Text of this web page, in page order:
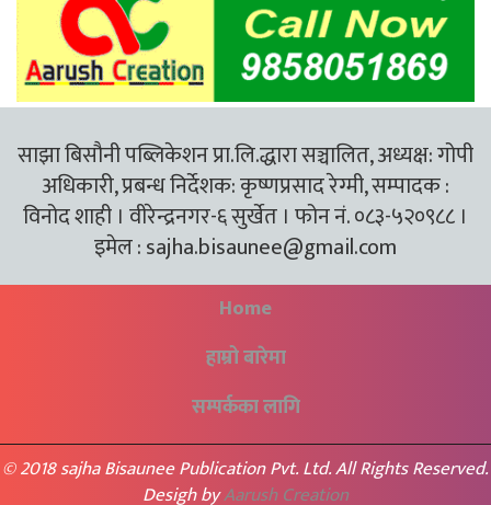
साझा बिसौनी पब्लिकेशन प्रा.लि.द्धारा सञ्चालित, अध्यक्ष: गोपी
अधिकारी, प्रबन्ध निर्देशक: कृष्णप्रसाद रेग्मी, सम्पादक :
विनोद शाही । वीरेन्द्रनगर-६ सुर्खेत । फोन नं. ०८३-५२०९८८ ।
इमेल :sajha.bisaunee@gmail.com
Home
हाम्रो बारेमा
सम्पर्कका लागि
© 2018 sajha Bisaunee Publication Pvt. Ltd. All Rights Reserved.
Desigh byAarush Creation